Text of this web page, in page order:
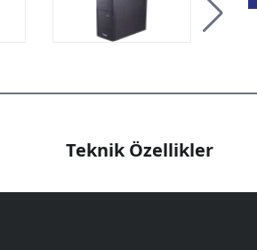
Teknik Özellikler